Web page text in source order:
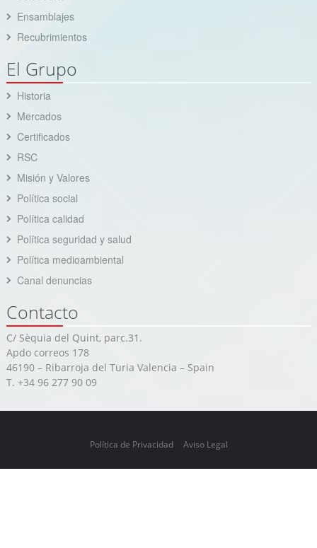
Ensamblajes
Recubrimientos
El Grupo
Historia
Mercados
Certificados
RSC
Misión y Valores
Política social
Política calidad
Política seguridad y salud
Política medioambiental
Canal denuncias
Contacto
C/ Sèquia del Quint, parc.31.
Apdo correos 178
46190 – Ribarroja del Turia Valencia – Spain
T. +34 96 277 90 09
Política de Privacidad Aviso Legal